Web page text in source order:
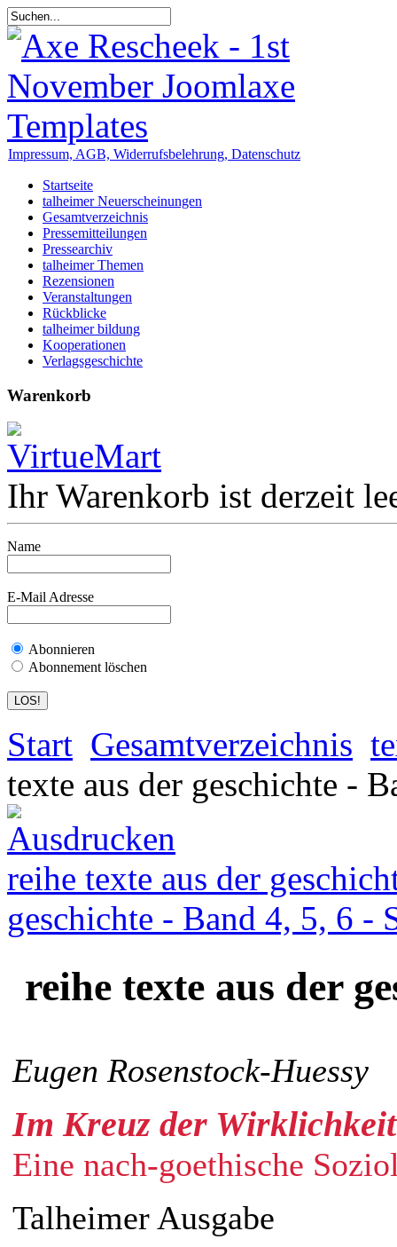
Impressum, AGB, Widerrufsbelehrung, Datenschutz
Startseite
talheimer Neuerscheinungen
Gesamtverzeichnis
Pressemitteilungen
Pressearchiv
talheimer Themen
Rezensionen
Veranstaltungen
Rückblicke
talheimer bildung
Kooperationen
Verlagsgeschichte
Warenkorb
Ihr Warenkorb ist derzeit
Name
E-Mail Adresse
Abonnieren
Abonnement löschen
Start Gesamtverzeichnis
texte aus der geschichte -
reihe texte aus der
geschichte - Band 4, 5, 6 -
reihe texte aus der
Eugen Rosenstock-Huessy
Im Kreuz der Wirklichkeit
Eine nach-goethische
Talheimer Ausgabe